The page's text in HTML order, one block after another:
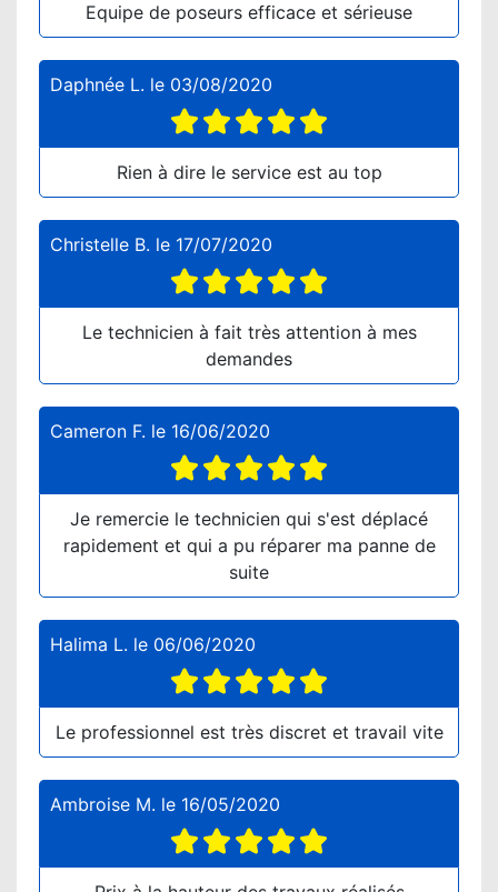
Equipe de poseurs efficace et sérieuse
Daphnée L. le 03/08/2020
Rien à dire le service est au top
Christelle B. le 17/07/2020
Le technicien à fait très attention à mes
demandes
Cameron F. le 16/06/2020
Je remercie le technicien qui s'est déplacé
rapidement et qui a pu réparer ma panne de
suite
Halima L. le 06/06/2020
Le professionnel est très discret et travail vite
Ambroise M. le 16/05/2020